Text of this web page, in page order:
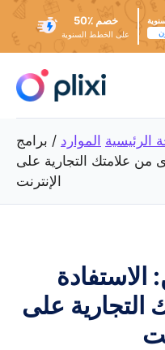
إلى
المحتوى
خصم ٪50
على الخطط السنوية
الرئيسية الموارد / برامج
من علامتك التجارية على
الإنترنت
الاستفادة
التجارية على